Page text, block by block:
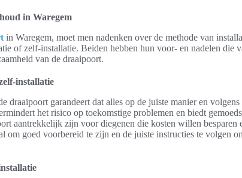
in Waregem
in Waregem, moet men nadenken over de methode van
of zelf-installatie. Beiden hebben hun voor- en nadelen die
van de draaipoort.
installatie
draaipoort garandeert dat alles op de juiste manier en volgens
het risico op toekomstige problemen en biedt
aantrekkelijk zijn voor diegenen die kosten willen besparen
om goed voorbereid te zijn en de juiste instructies te volgen